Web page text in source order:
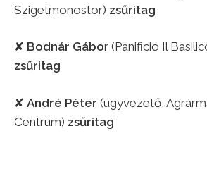
Szigetmonostor) zsűritag
✘ Bodnár Gábor (Panificio Il
zsűritag
✘ André Péter (ügyvezető,
Centrum) zsűritag